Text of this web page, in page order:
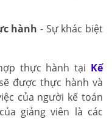
hành - Sự khác biệt
thực hành tại Kế
được thực hành và
của người kế toán
giảng viên là các